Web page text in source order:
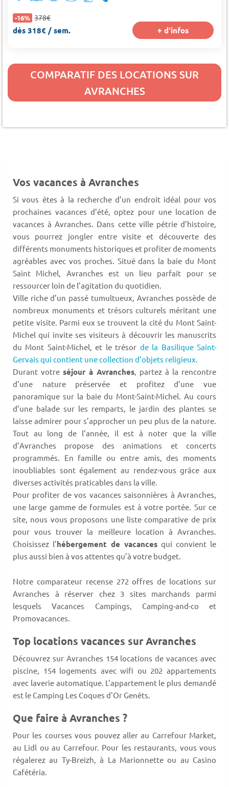
-16% 378€
dès 318€ / sem. + d'infos
COMPARATIF DES LOCATIONS SUR
AVRANCHES
Vos vacances à Avranches
Si vous êtes à la recherche d’un endroit idéal pour vos
prochaines vacances d’été, optez pour une location de
vacances à Avranches. Dans cette ville pétrie d’histoire,
vous pourrez jongler entre visite et découverte des
différents monuments historiques et profiter de moments
agréables avec vos proches. Situé dans la baie du Mont
Saint Michel, Avranches est un lieu parfait pour se
ressourcer loin de l’agitation du quotidien.
Ville riche d’un passé tumultueux, Avranches possède de
nombreux monuments et trésors culturels méritant une
petite visite. Parmi eux se trouvent la cité du Mont Saint-
Michel qui invite ses visiteurs à découvrir les manuscrits
du Mont Saint-Michel, et le trésor de la Basilique Saint-
Gervais qui contient une collection d’objets religieux.
Durant votre séjour à Avranches, partez à la rencontre
d’une nature préservée et profitez d’une vue
panoramique sur la baie du Mont-Saint-Michel. Au cours
d’une balade sur les remparts, le jardin des plantes se
laisse admirer pour s’approcher un peu plus de la nature.
Tout au long de l’année, il est à noter que la ville
d’Avranches propose des animations et concerts
programmés. En famille ou entre amis, des moments
inoubliables sont également au rendez-vous grâce aux
diverses activités praticables dans la ville.
Pour profiter de vos vacances saisonnières à Avranches,
une large gamme de formules est à votre portée. Sur ce
site, nous vous proposons une liste comparative de prix
pour vous trouver la meilleure location à Avranches.
Choisissez l’hébergement de vacances qui convient le
plus aussi bien à vos attentes qu’à votre budget.
Notre comparateur recense 272 offres de locations sur
Avranches à réserver chez 3 sites marchands parmi
lesquels Vacances Campings, Camping-and-co et
Promovacances.
Top locations vacances sur Avranches
Découvrez sur Avranches 154 locations de vacances avec
piscine, 154 logements avec wifi ou 202 appartements
avec laverie automatique. L'appartement le plus demandé
est le Camping Les Coques d'Or Genêts.
Que faire à Avranches ?
Pour les courses vous pouvez aller au Carrefour Market,
au Lidl ou au Carrefour. Pour les restaurants, vous vous
régalerez au Ty-Breizh, à La Marionnette ou au Casino
Cafétéria.